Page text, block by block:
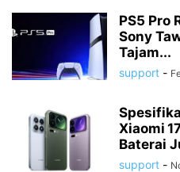
PS5 Pro
Sony
Tajam...
support -
Xiaomi
Baterai
support -